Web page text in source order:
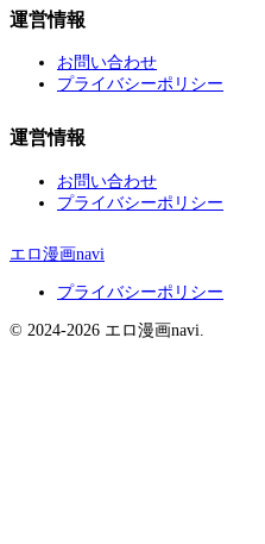
運営情報
お問い合わせ
プライバシーポリシー
運営情報
お問い合わせ
プライバシーポリシー
エロ漫画navi
プライバシーポリシー
© 2024-2026 エロ漫画navi.